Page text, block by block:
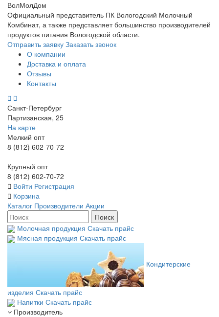
ВолМолДом
Официальный представитель ПК Вологодский Молочный
Комбинат, а также представляет большинство производителей
продуктов питания Вологодской области.
Отправить заявку Заказать звонок
О компании
Доставка и оплата
Отзывы
Контакты
Санкт-Петербург
Партизанская, 25
На карте
Мелкий опт
8 (812) 602-70-72
Крупный опт
8 (812) 602-70-72
Войти Регистрация
Корзина
Каталог Производители Акции
Молочная продукция Скачать прайс
Мясная продукция Скачать прайс
Кондитерские
изделия Скачать прайс
Напитки Скачать прайс
Производитель